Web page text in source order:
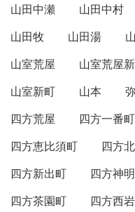
山田中瀬
山田中村
山田牧
山田湯
山室荒屋
山室荒屋
山室新町
山本
四方荒屋
四方一番町
四方恵比須町
四方
四方新出町
四方神
四方茶園町
四方西